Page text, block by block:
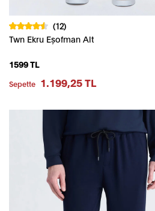
(12)
Twn Ekru Eşofman Alt
1599 TL
Sepette 1.199,25 TL